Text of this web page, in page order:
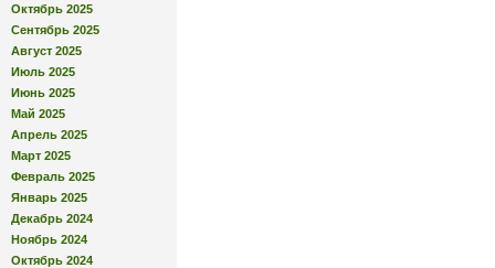
Октябрь 2025
Сентябрь 2025
Август 2025
Июль 2025
Июнь 2025
Май 2025
Апрель 2025
Март 2025
Февраль 2025
Январь 2025
Декабрь 2024
Ноябрь 2024
Октябрь 2024